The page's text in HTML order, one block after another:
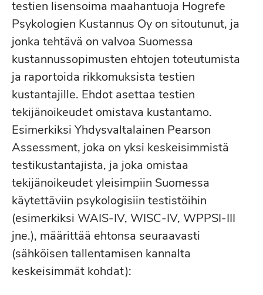
testien lisensoima maahantuoja Hogrefe
Psykologien Kustannus Oy on sitoutunut, ja
jonka tehtävä on valvoa Suomessa
kustannussopimusten ehtojen toteutumista
ja raportoida rikkomuksista testien
kustantajille. Ehdot asettaa testien
tekijänoikeudet omistava kustantamo.
Esimerkiksi Yhdysvaltalainen Pearson
Assessment, joka on yksi keskeisimmistä
testikustantajista, ja joka omistaa
tekijänoikeudet yleisimpiin Suomessa
käytettäviin psykologisiin testistöihin
(esimerkiksi WAIS-IV, WISC-IV, WPPSI-III
jne.), määrittää ehtonsa seuraavasti
(sähköisen tallentamisen kannalta
keskeisimmät kohdat):